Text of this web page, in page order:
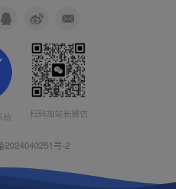
统
扫码加站长微信
2024040251号-2